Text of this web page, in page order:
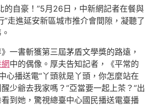
的自豪！”5月26日，中新網記者在餐與
”走進延安新區城市推介會間隙，凝聽了
一書斬獲第三屆茅盾文學獎的路遠，
中的偶像。厚夫告知記者，《平常的
心播送電“丫頭就是丫頭，你怎麼站在
少爺去我家嗎？”亞當要一起上茶？”出
到她，驚視總臺中心國民播送電臺播